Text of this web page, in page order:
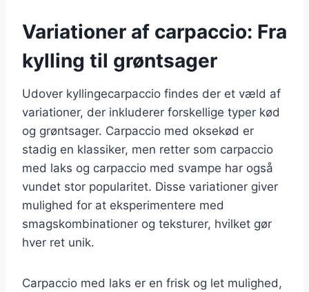
Variationer af carpaccio: Fra
kylling til grøntsager
Udover kyllingecarpaccio findes der et væld af
variationer, der inkluderer forskellige typer kød
og grøntsager. Carpaccio med oksekød er
stadig en klassiker, men retter som carpaccio
med laks og carpaccio med svampe har også
vundet stor popularitet. Disse variationer giver
mulighed for at eksperimentere med
smagskombinationer og teksturer, hvilket gør
hver ret unik.
Carpaccio med laks er en frisk og let mulighed,